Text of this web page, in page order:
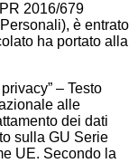
2016/679
è entrato
ha portato alla
– Testo
alle
dei dati
sulla GU Serie
UE. Secondo la